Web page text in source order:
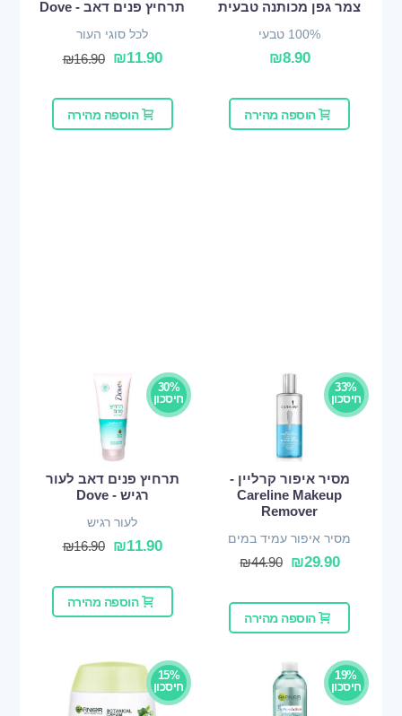
צמר גפן מכותנה טבעית
100% טבעי
₪8.90
הוספה מהירה
תרחיץ פנים דאב - Dove
לכל סוגי העור
₪11.90
₪16.90
הוספה מהירה
33%
חיסכון
מסיר איפור קרליין -
Careline Makeup
Remover
מסיר איפור עמיד במים
₪29.90
₪44.90
הוספה מהירה
30%
חיסכון
תרחיץ פנים דאב לעור
רגיש - Dove
לעור רגיש
₪11.90
₪16.90
הוספה מהירה
19%
חיסכון
15%
חיסכון